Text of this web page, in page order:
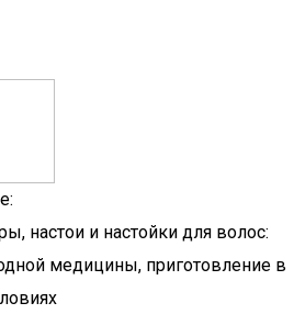
настои и настойки для волос:
медицины, приготовление в